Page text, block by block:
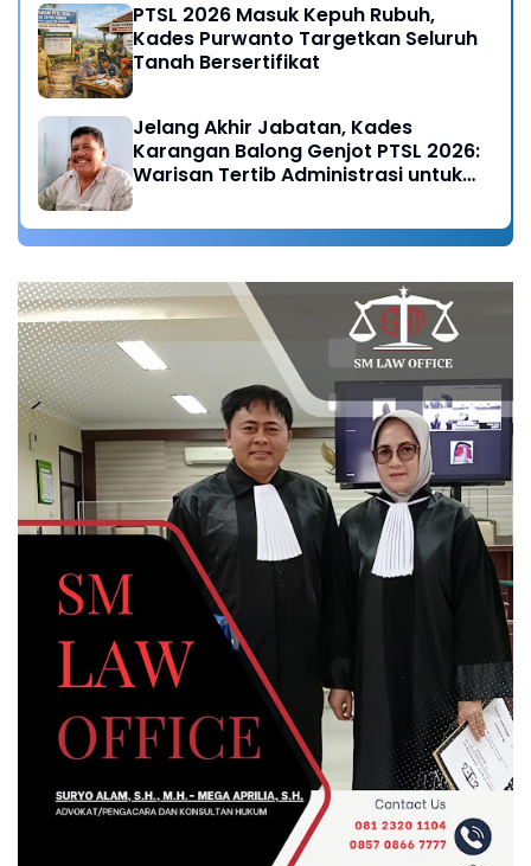
PTSL 2026 Masuk Kepuh Rubuh,
Kades Purwanto Targetkan Seluruh
Tanah Bersertifikat
Jelang Akhir Jabatan, Kades
Karangan Balong Genjot PTSL 2026:
Warisan Tertib Administrasi untuk